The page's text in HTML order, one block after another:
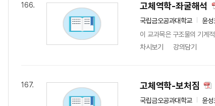
166. 고체역학-좌굴해석
국립금오공과대학교 윤성
이 교과목은 구조물의 기계
차시보기
강의담기
167. 고체역학-보처짐
국립금오공과대학교 윤성